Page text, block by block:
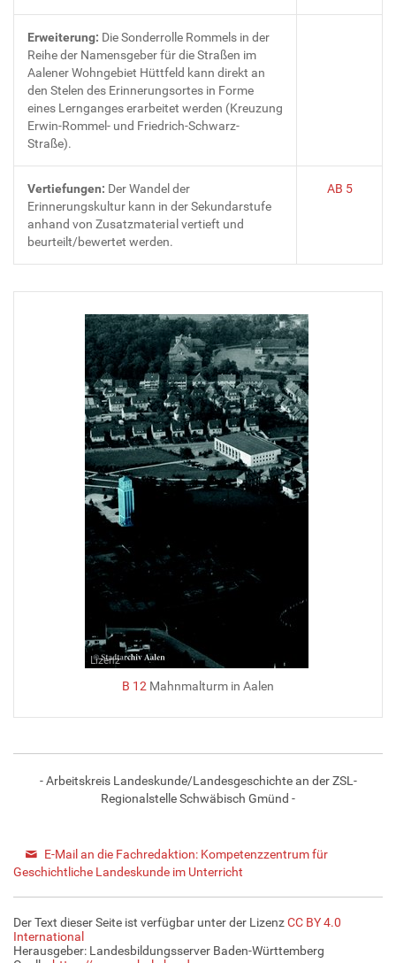
Erweiterung: Die Sonderrolle Rommels in der
Reihe der Namensgeber für die Straßen im
Aalener Wohngebiet Hüttfeld kann direkt an
den Stelen des Erinnerungsortes in Forme
eines Lernganges erarbeitet werden (Kreuzung
Erwin-Rommel- und Friedrich-Schwarz-
Straße).
Vertiefungen: Der Wandel der
Erinnerungskultur kann in der Sekundarstufe
anhand von Zusatzmaterial vertieft und
beurteilt/bewertet werden.
AB 5
Lizenz
B 12 Mahnmalturm in Aalen
- Arbeitskreis Landeskunde/Landesgeschichte an der ZSL-
Regionalstelle Schwäbisch Gmünd -
E-Mail an die Fachredaktion: Kompetenzzentrum für
Geschichtliche Landeskunde im Unterricht
Der Text dieser Seite ist verfügbar unter der LizenzCC BY 4.0
International
Herausgeber: Landesbildungsserver Baden-Württemberg